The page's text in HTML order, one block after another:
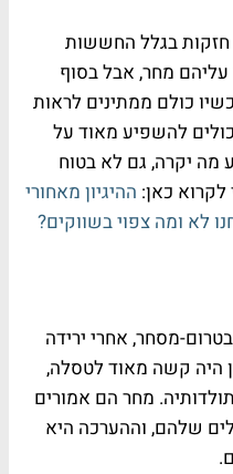
חזקות בגלל החששות
מחר, אבל בסוף
כולם ממתינים לראות
להשפיע מאוד על
יקרה, גם לא בטוח
כאן: ההיגיון מאחורי
לא ומה צפוי בשווקים?
) – עולה ב-3.5% בטרום-מסחר, אחרי ירידה
היה קשה מאוד לטסלה,
גרוע בתולדותיה. מחר הם אמורים
שלהם, וההערכה היא